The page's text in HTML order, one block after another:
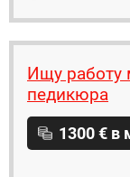
Ищу работу
педикюра
1300 € в